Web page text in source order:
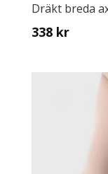
Dräkt breda
338 kr